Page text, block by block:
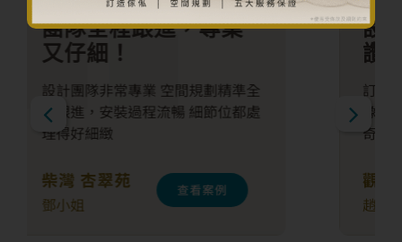
設計師好細心！抵
讚！
訂造傢俬的完成實物，完全跟我想
像及設計圖是一樣的！真的好神
奇！ 設計師好細心！抵讚！
觀塘 凱滙 查看案例